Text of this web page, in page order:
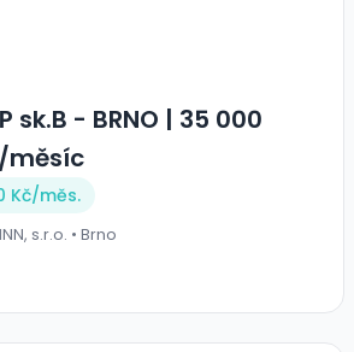
sk.B - BRNO | 35 000
měsíc
Kč/měs.
s.r.o. • Brno